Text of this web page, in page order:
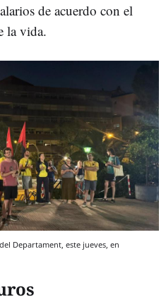
de acuerdo con el
la vida.
Departament, este jueves, en